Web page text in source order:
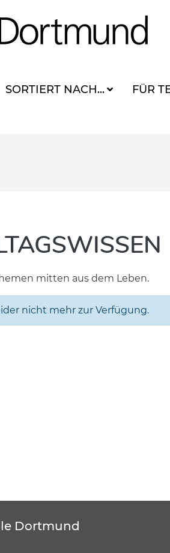
SORTIERT NACH... FÜR
mitten aus dem Leben.
nicht mehr zur Verfügung.
Dortmund